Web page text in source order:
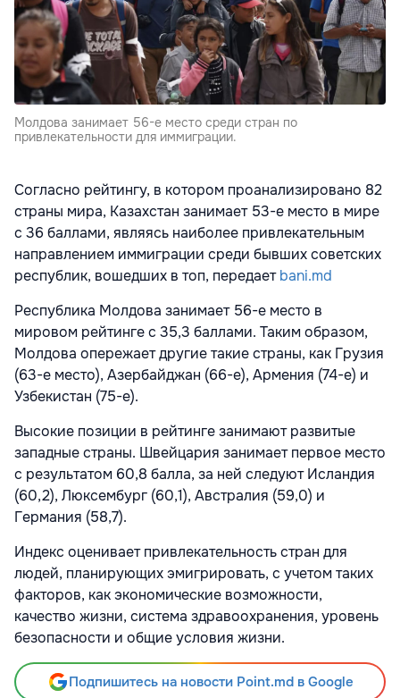
Молдова занимает 56-е место среди стран по
привлекательности для иммиграции.
Согласно рейтингу, в котором проанализировано 82
страны мира, Казахстан занимает 53-е место в мире
с 36 баллами, являясь наиболее привлекательным
направлением иммиграции среди бывших советских
республик, вошедших в топ, передаетbani.md
Республика Молдова занимает 56-е место в
мировом рейтинге с 35,3 баллами. Таким образом,
Молдова опережает другие такие страны, как Грузия
(63-е место), Азербайджан (66-е), Армения (74-е) и
Узбекистан (75-е).
Высокие позиции в рейтинге занимают развитые
западные страны. Швейцария занимает первое место
с результатом 60,8 балла, за ней следуют Исландия
(60,2), Люксембург (60,1), Австралия (59,0) и
Германия (58,7).
Индекс оценивает привлекательность стран для
людей, планирующих эмигрировать, с учетом таких
факторов, как экономические возможности,
качество жизни, система здравоохранения, уровень
безопасности и общие условия жизни.
Подпишитесь на новости Point.md в Google